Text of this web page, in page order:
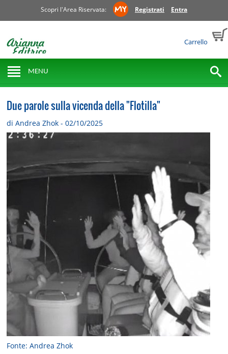
Scopri l'Area Riservata: Registrati Entra
Carrello
MENU
Due parole sulla vicenda della "Flotilla"
di Andrea Zhok - 02/10/2025
Fonte: Andrea Zhok